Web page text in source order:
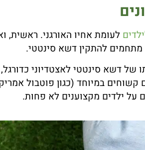
לעומת אחיו האורגני. ראשית,
מתחמים להתקין דשא סינטטי.
דשא סינטטי לאצטדיוני
במיוחד (כגון פוטבול
על ילדים מקצוענים לא פחות.